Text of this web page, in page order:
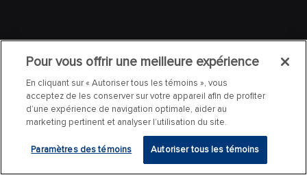
Pour vous offrir une meilleure expérience
En cliquant sur « Autoriser tous les témoins », vous
acceptez de les conserver sur votre appareil afin de profiter
d’une expérience de navigation optimale, aider au
marketing pertinent et analyser l’utilisation du site.
Paramètres des témoins Autoriser tous les témoins